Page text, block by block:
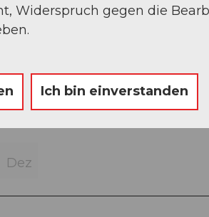
Dez
Widerspruch gegen die
Ich bin einverstanden